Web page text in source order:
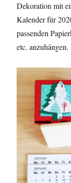
Dekoration mit
Kalender für
passenden
etc. anzuhängen.